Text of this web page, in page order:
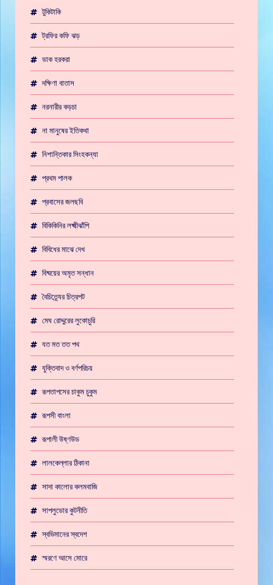
টুকিটাকি
ট্রফির কফি ঝড়
ডাক হরকরা
দক্ষিণা বাতাস
নরনারীর কড়চা
না মানুষের ইতিকথা
নিশান্তিকার সিংহকন্যা
প্রথম পালক
প্রবাসের জলছবি
বিকিকিনির লক্ষ্মীঝাঁপি
বিবিধের মাঝে দেখ
বিষ্ময়ের অমৃত সন্ধান
বৈচিত্র্যের চিত্রপট
মেঘ রোদ্দুরের লুকোচুরি
যত মত তত পথ
যুক্তিবাদ ও বর্ণপরিচয়
রূপতাপসের চাকুম চুকুম
রূপসী বাংলা
রূপালী উষ্ণউড
লালকেল্লার ঠিকানা
সাদা কালোর কলমবাজি
সাপলুডোর কুটনীতি
স্বভিমানের স্বদেশ
স্মরণে আসে মোরে